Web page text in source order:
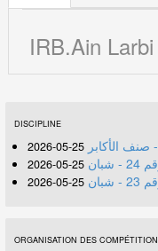
IRB.Ain
DISCIPLINE
25-05-2026
25-05-2026
25-05-2026
ORGANISATION DES